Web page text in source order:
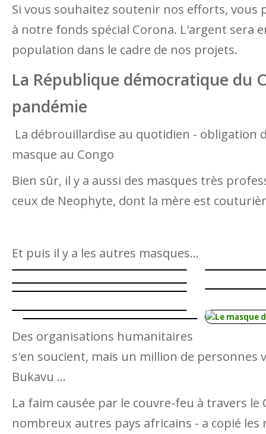
Si vous souhaitez soutenir nos efforts, vous
à notre fonds spécial Corona. L'argent sera
population dans le cadre de nos projets.
La République démocratique du
pandémie
La débrouillardise au quotidien - obligation
masque au Congo
Bien sûr, il y a aussi des masques très
ceux de Neophyte, dont la mère est
Et puis il y a les autres masques...
Des organisations humanitaires
s'en soucient, mais un million de personnes
Bukavu ...
La faim causée par le couvre-feu à travers le
nombreux autres pays africains - a copié les